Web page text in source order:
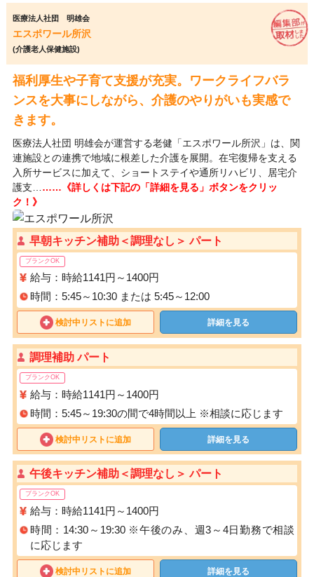
医療法人社団 明雄会
エスポワール所沢
(介護老人保健施設)
福利厚生や子育て支援が充実。ワークライフバラ
ンスを大事にしながら、介護のやりがいも実感で
きます。
医療法人社団 明雄会が運営する老健「エスポワール所沢」は、関
連施設との連携で地域に根差した介護を展開。在宅復帰を支える
入所サービスに加えて、ショートステイや通所リハビリ、居宅介
護支… ……《詳しくは下記の「詳細を見る」ボタンをクリッ
ク！》
早朝キッチン補助＜調理なし＞ パート
ブランクOK
給与：時給1141円～1400円
時間：5:45～10:30 または 5:45～12:00
検討中リストに追加 詳細を見る
調理補助 パート
ブランクOK
給与：時給1141円～1400円
時間：5:45～19:30の間で4時間以上 ※相談に応じます
検討中リストに追加 詳細を見る
午後キッチン補助＜調理なし＞ パート
ブランクOK
給与：時給1141円～1400円
時間：14:30～19:30 ※午後のみ、週3～4日勤務で相談
に応じます
検討中リストに追加 詳細を見る